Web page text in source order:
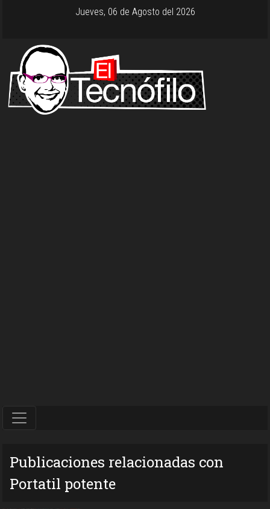
Jueves, 06 de Agosto del 2026
Publicaciones relacionadas con
Portatil potente